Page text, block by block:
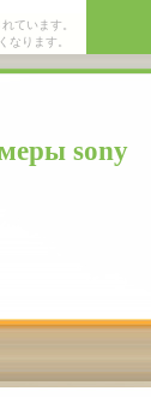
ています。
なります。
sony